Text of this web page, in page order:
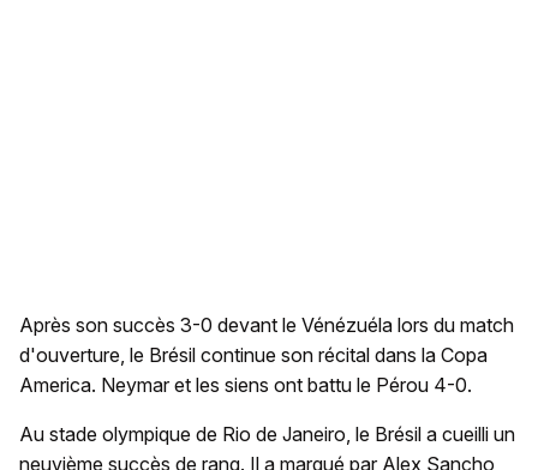
Après son succès 3-0 devant le Vénézuéla lors du match
d'ouverture, le Brésil continue son récital dans la Copa
America. Neymar et les siens ont battu le Pérou 4-0.
Au stade olympique de Rio de Janeiro, le Brésil a cueilli un
neuvième succès de rang. Il a marqué par Alex Sancho